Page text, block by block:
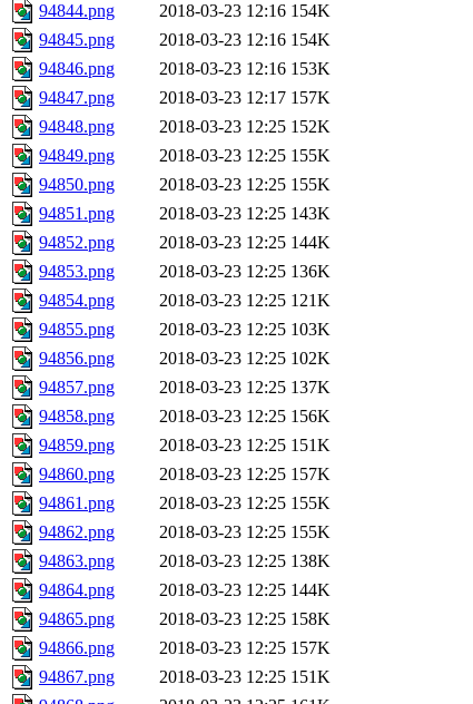
94844.png
2018-03-23 12:16 154K
94845.png
2018-03-23 12:16 154K
94846.png
2018-03-23 12:16 153K
94847.png
2018-03-23 12:17 157K
94848.png
2018-03-23 12:25 152K
94849.png
2018-03-23 12:25 155K
94850.png
2018-03-23 12:25 155K
94851.png
2018-03-23 12:25 143K
94852.png
2018-03-23 12:25 144K
94853.png
2018-03-23 12:25 136K
94854.png
2018-03-23 12:25 121K
94855.png
2018-03-23 12:25 103K
94856.png
2018-03-23 12:25 102K
94857.png
2018-03-23 12:25 137K
94858.png
2018-03-23 12:25 156K
94859.png
2018-03-23 12:25 151K
94860.png
2018-03-23 12:25 157K
94861.png
2018-03-23 12:25 155K
94862.png
2018-03-23 12:25 155K
94863.png
2018-03-23 12:25 138K
94864.png
2018-03-23 12:25 144K
94865.png
2018-03-23 12:25 158K
94866.png
2018-03-23 12:25 157K
94867.png
2018-03-23 12:25 151K